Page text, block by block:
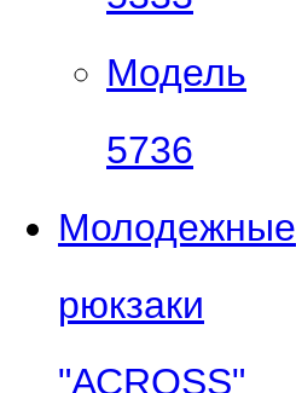
Модель
5736
Молодежные
рюкзаки
"АСROSS"